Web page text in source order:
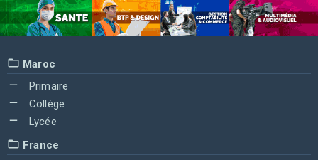
Maroc
Primaire
Collège
Lycée
France